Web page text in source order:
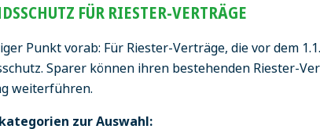
FÜR RIESTER-VERTRÄGE
Punkt vorab: Für Riester-Verträge, die vor dem
Sparer können ihren bestehenden Riester-
weiterführen.
zur Auswahl: